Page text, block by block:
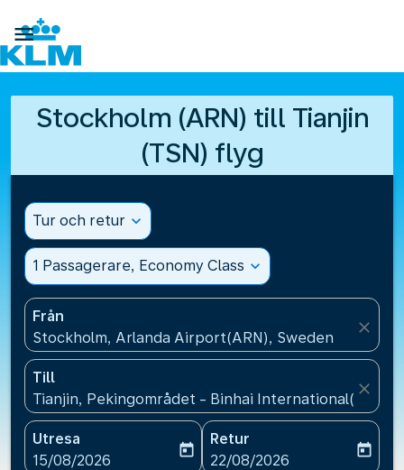

Stockholm (ARN) till Tianjin
(TSN) flyg
Tur och retur expand_more
1 Passagerare, Economy Class expand_more
Från
Stockholm, Arlanda Airport(ARN), Sweden
close
Till
Tianjin, Pekingområdet - Binhai International(TSN),
close
Utresa
fc-booking-departure-date-aria-label
15/08/2026
today
Retur
fc-booking-return-date-
22/08/2026
today